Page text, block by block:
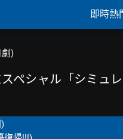
即時熱
劇)
ペシャル「シミュ